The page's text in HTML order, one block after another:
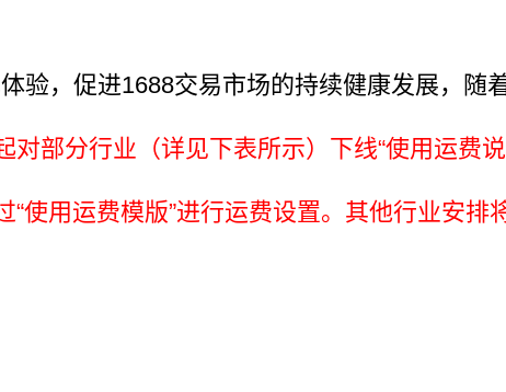
，促进1688交易市场的持续健康发展，随着
部分行业（详见下表所示）下线“使用运费说
使用运费模版”进行运费设置。其他行业安排